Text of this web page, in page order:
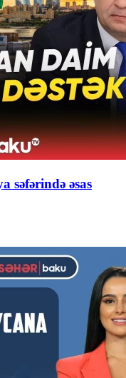
səfərində əsas